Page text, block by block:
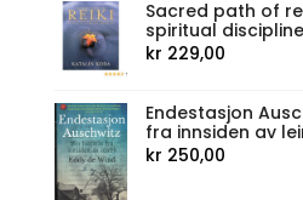
Sacred path of
spiritual discipline
kr 229,00
Endestasjon
fra innsiden av
kr 250,00